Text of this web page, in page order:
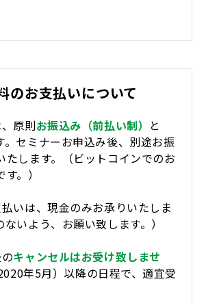
のお支払いについて
原則お振込み（前払い制） と
。セミナーお申込み後、別途お振
たします。（ビットコインでのお
。）
いは、現金のみお承りいたしま
いよう、お願い致します。）
キャンセルはお受け致しませ
年5月）以降の日程で、適宜受